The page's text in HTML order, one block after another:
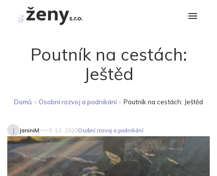
Poutník na cestách:
Ještěd
Domů » Osobní rozvoj a podnikání » Poutník na cestách: Ještěd
J JaniniM. 3. 12. 2020Osobní rozvoj a podnikání